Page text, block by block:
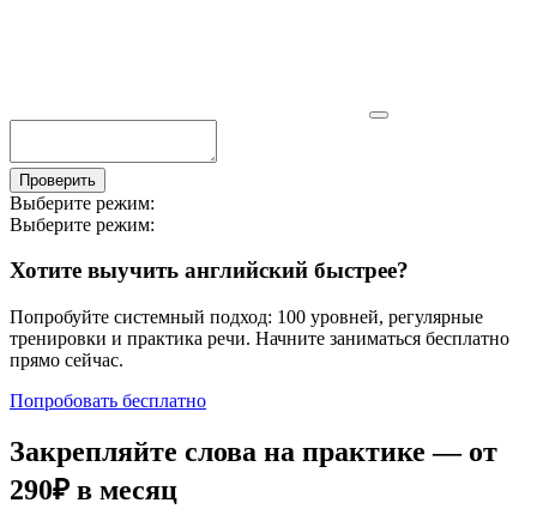
Проверить
Выберите режим:
Выберите режим:
Хотите выучить английский быстрее?
Попробуйте системный подход: 100 уровней, регулярные
тренировки и практика речи. Начните заниматься бесплатно
прямо сейчас.
Попробовать бесплатно
Закрепляйте слова на практике — от
290₽ в месяц